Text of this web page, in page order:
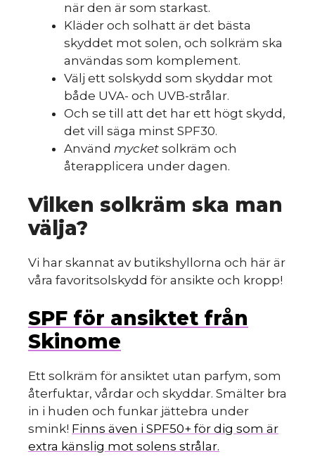
när den är som starkast.
Kläder och solhatt är det bästa
skyddet mot solen, och solkräm ska
användas som komplement.
Välj ett solskydd som skyddar mot
både UVA- och UVB-strålar.
Och se till att det har ett högt skydd,
det vill säga minst SPF30.
Använd mycket solkräm och
återapplicera under dagen.
Vilken solkräm ska man
välja?
Vi har skannat av butikshyllorna och här är
våra favoritsolskydd för ansikte och kropp!
SPF för ansiktet från
Skinome
Ett solkräm för ansiktet utan parfym, som
återfuktar, vårdar och skyddar. Smälter bra
in i huden och funkar jättebra under
smink! Finns även i SPF50+ för dig som är
extra känslig mot solens strålar.